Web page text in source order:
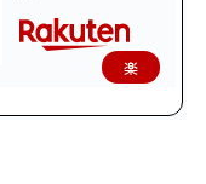
楽